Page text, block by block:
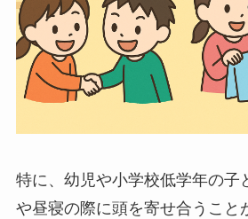
特に、幼児や小学校低学年の子
や昼寝の際に頭を寄せ合うこと